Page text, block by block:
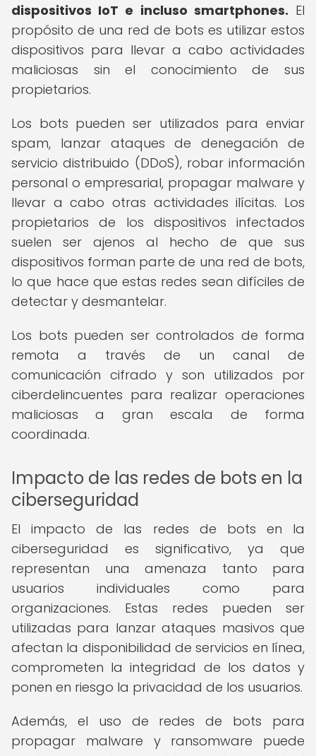
dispositivos IoT e incluso smartphones. El
propósito de una red de bots es utilizar estos
dispositivos para llevar a cabo actividades
maliciosas sin el conocimiento de sus
propietarios.
Los bots pueden ser utilizados para enviar
spam, lanzar ataques de denegación de
servicio distribuido (DDoS), robar información
personal o empresarial, propagar malware y
llevar a cabo otras actividades ilícitas. Los
propietarios de los dispositivos infectados
suelen ser ajenos al hecho de que sus
dispositivos forman parte de una red de bots,
lo que hace que estas redes sean difíciles de
detectar y desmantelar.
Los bots pueden ser controlados de forma
remota a través de un canal de
comunicación cifrado y son utilizados por
ciberdelincuentes para realizar operaciones
maliciosas a gran escala de forma
coordinada.
Impacto de las redes de bots en la
ciberseguridad
El impacto de las redes de bots en la
ciberseguridad es significativo, ya que
representan una amenaza tanto para
usuarios individuales como para
organizaciones. Estas redes pueden ser
utilizadas para lanzar ataques masivos que
afectan la disponibilidad de servicios en línea,
comprometen la integridad de los datos y
ponen en riesgo la privacidad de los usuarios.
Además, el uso de redes de bots para
propagar malware y ransomware puede